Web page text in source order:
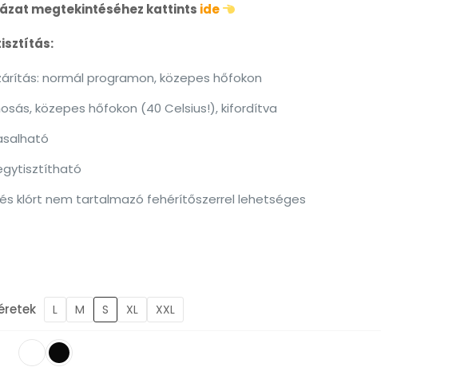
megtekintéséhez kattints ide
normál programon, közepes hőfokon
közepes hőfokon (40 Celsius!), kifordítva
klórt nem tartalmazó fehérítőszerrel lehetséges
L M S XL XXL